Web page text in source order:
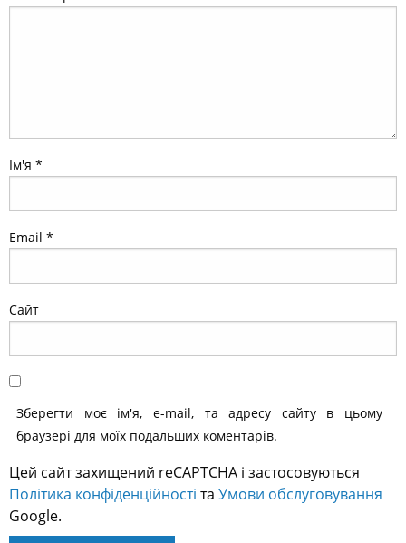
Ім'я *
Email *
Сайт
Зберегти моє ім'я, e-mail, та адресу сайту в цьому
браузері для моїх подальших коментарів.
Цей сайт захищений reCAPTCHA і застосовуються
Політика конфіденційності та Умови обслуговування
Google.